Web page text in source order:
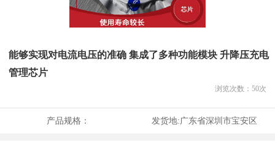
能够实现对电流电压的准确 集成了多种功能模块 升降压充电
管理芯片
浏览次数： 50次
产品规格： 发货地:广东省深圳市宝安区